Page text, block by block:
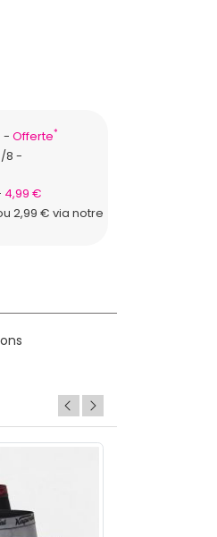
Offerte*
8
4,99 €
2,99 € via notre